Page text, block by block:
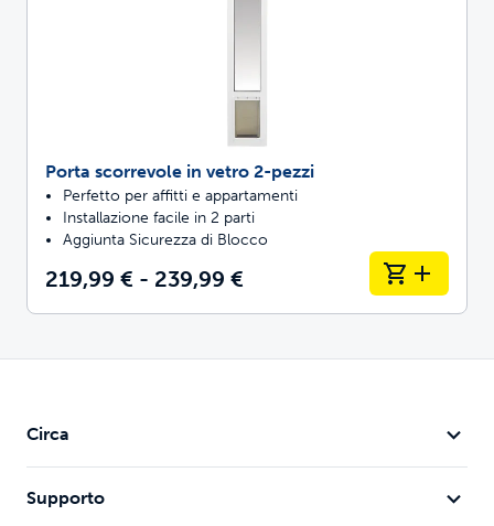
Porta scorrevole in vetro 2-pezzi
Perfetto per affitti e appartamenti
Installazione facile in 2 parti
Aggiunta Sicurezza di Blocco
219,99 € - 239,99 €
Circa
Supporto